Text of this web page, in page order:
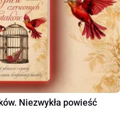
Niezwykła powieść